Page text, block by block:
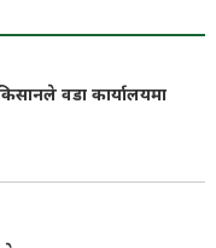
वडा कार्यालयमा